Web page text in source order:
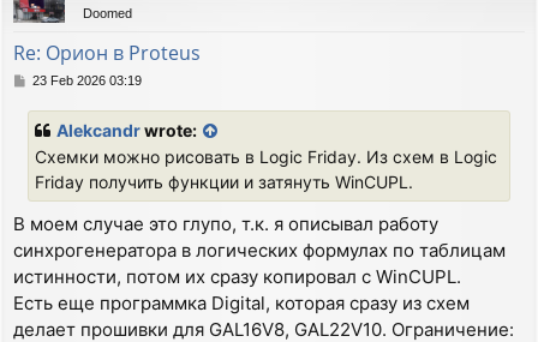
Doomed
Re: Орион в Proteus
P23 Feb 2026 03:19
Alekcandrwrote:
Схемки можно рисовать в Logic Friday. Из схем в Logic
Friday получить функции и затянуть WinCUPL.
В моем случае это глупо, т.к. я описывал работу
синхрогенератора в логических формулах по таблицам
истинности, потом их сразу копировал с WinCUPL.
Есть еще программка Digital, которая сразу из схем
делает прошивки для GAL16V8, GAL22V10. Ограничение: